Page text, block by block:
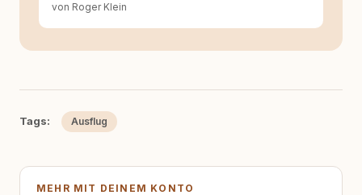
von Roger Klein
Tags: Ausflug
MEHR MIT DEINEM KONTO